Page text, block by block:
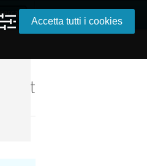
Accetta tutti i cookies